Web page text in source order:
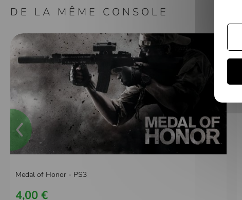
DE LA MÊME CONSOLE
Medal of Honor - PS3
4,00 €